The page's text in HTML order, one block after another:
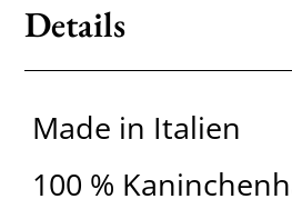
Details
Made in Italien
100 %